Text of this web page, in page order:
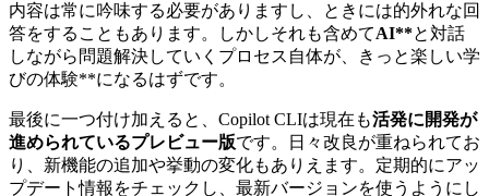
内容は常に吟味する必要がありますし、ときには的外れな回
答をすることもあります。しかしそれも含めてAI**と対話
しながら問題解決していくプロセス自体が、きっと楽しい学
びの体験**になるはずです。
最後に一つ付け加えると、Copilot CLIは現在も活発に開発が
進められているプレビュー版です。日々改良が重ねられてお
り、新機能の追加や挙動の変化もありえます。定期的にアッ
プデート情報をチェックし、最新バージョンを使うようにし